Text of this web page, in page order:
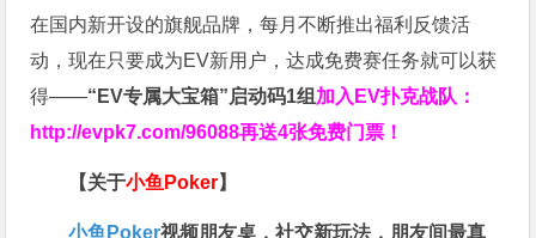
在国内新开设的旗舰品牌，每月不断推出福利反馈活
动，现在只要成为EV新用户，达成免费赛任务就可以获
得——“EV专属大宝箱”启动码1组 加入EV扑克战队：
http://evpk7.com/96088再送4张免费门票！
【关于小鱼Poker】
小鱼Poker视频朋友桌，社交新玩法，朋友间最真